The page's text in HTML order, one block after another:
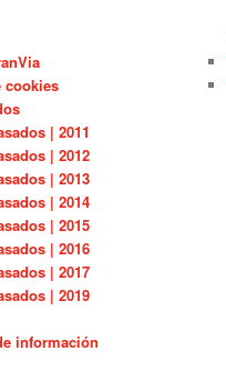
cookies
| 2011
| 2012
| 2013
| 2014
| 2015
| 2016
| 2017
| 2019
información